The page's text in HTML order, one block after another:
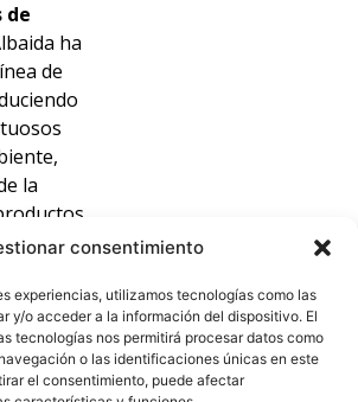
consentimiento
experiencias, utilizamos tecnologías como las
y/o acceder a la información del dispositivo. El
tecnologías nos permitirá procesar datos como
o las identificaciones únicas en este
el consentimiento, puede afectar
de
ha
de
la